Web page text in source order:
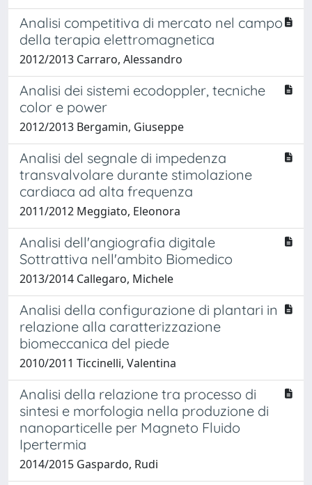
Analisi competitiva di mercato nel campo
della terapia elettromagnetica
2012/2013 Carraro, Alessandro
Analisi dei sistemi ecodoppler, tecniche
color e power
2012/2013 Bergamin, Giuseppe
Analisi del segnale di impedenza
transvalvolare durante stimolazione
cardiaca ad alta frequenza
2011/2012 Meggiato, Eleonora
Analisi dell'angiografia digitale
Sottrattiva nell'ambito Biomedico
2013/2014 Callegaro, Michele
Analisi della configurazione di plantari in
relazione alla caratterizzazione
biomeccanica del piede
2010/2011 Ticcinelli, Valentina
Analisi della relazione tra processo di
sintesi e morfologia nella produzione di
nanoparticelle per Magneto Fluido
Ipertermia
2014/2015 Gaspardo, Rudi